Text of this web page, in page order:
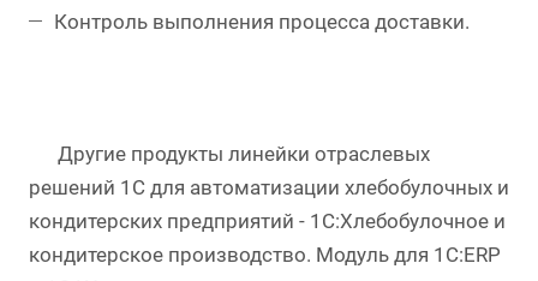
Контроль выполнения процесса доставки.
Другие продукты линейки отраслевых
решений 1С для автоматизации хлебобулочных и
кондитерских предприятий - 1С:Хлебобулочное и
кондитерское производство. Модуль для 1С:ERP